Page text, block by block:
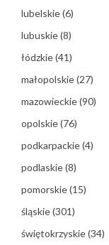
lubelskie(6)
lubuskie(8)
łódzkie(41)
małopolskie(27)
mazowieckie(90)
opolskie(76)
podkarpackie(4)
podlaskie(8)
pomorskie(15)
śląskie(301)
świętokrzyskie(34)